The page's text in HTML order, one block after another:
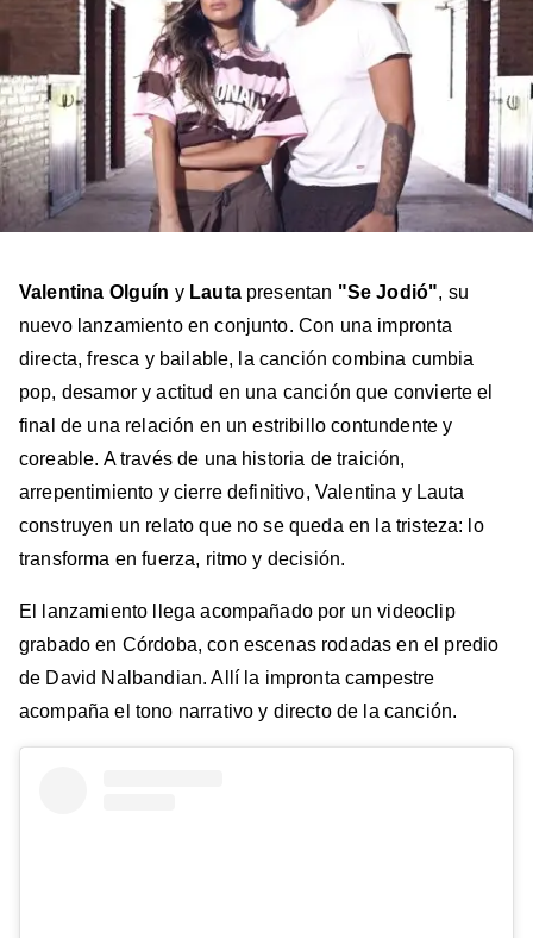
Valentina Olguín y Lautapresentan "Se Jodió", su
nuevo lanzamiento en conjunto. Con una impronta
directa, fresca y bailable, la canción combina cumbia
pop, desamor y actitud en una canción que convierte el
final de una relación en un estribillo contundente y
coreable. A través de una historia de traición,
arrepentimiento y cierre definitivo, Valentina y Lauta
construyen un relato que no se queda en la tristeza: lo
transforma en fuerza, ritmo y decisión.
El lanzamiento llega acompañado por un videoclip
grabado en Córdoba, con escenas rodadas en el predio
de David Nalbandian. Allí la impronta campestre
acompaña el tono narrativo y directo de la canción.